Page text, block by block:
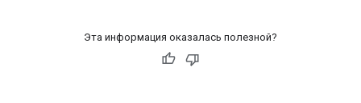
Эта информация оказалась полезной?